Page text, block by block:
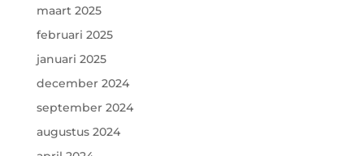
maart 2025
februari 2025
januari 2025
december 2024
september 2024
augustus 2024